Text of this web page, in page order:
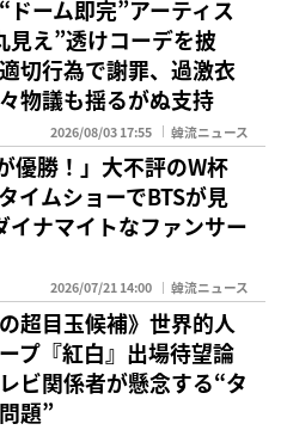
ーム即完”アーティス
え”透けコーデを披
切行為で謝罪、過激衣
物議も揺るがぬ支持
2026/08/03 17:55 韓流ニュース
が優勝！」大不評のW杯
イムショーでBTSが見
イナマイトなファンサー
2026/07/21 14:00 韓流ニュース
の超目玉候補》世界的人
プ『紅白』出場待望論
ビ関係者が懸念する“タ
題”